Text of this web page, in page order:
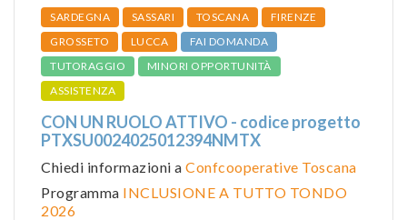
SARDEGNA SASSARI TOSCANA
FIRENZE
GROSSETO
LUCCA
FAI DOMANDA
TUTORAGGIO
MINORI OPPORTUNITÀ
ASSISTENZA
CON UN RUOLO ATTIVO - codice progetto
PTXSU0024025012394NMTX
Chiedi informazioni a Confcooperative Toscana
Programma INCLUSIONE A TUTTO TONDO
2026